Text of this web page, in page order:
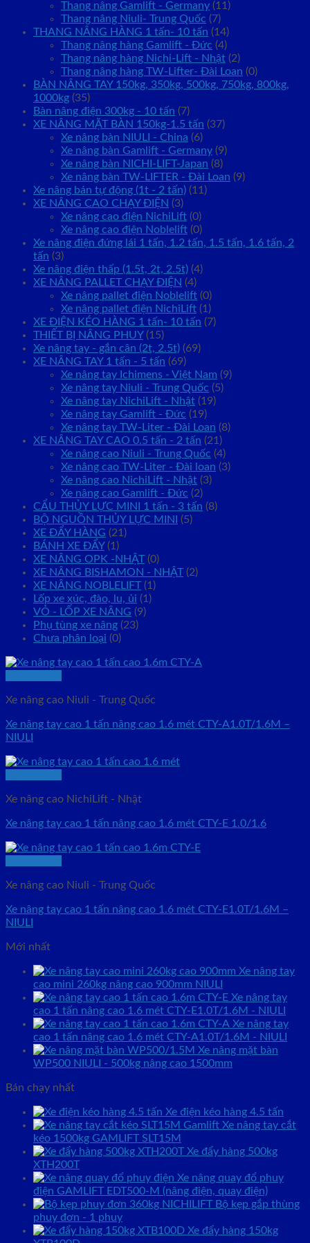
Thang nâng Gamlift - Germany (11)
Thang nâng Niuli- Trung Quốc (7)
THANG NÂNG HÀNG 1 tấn- 10 tấn (14)
Thang nâng hàng Gamlift - Đức (4)
Thang nâng hàng Nichi-Lift - Nhật (2)
Thang nâng hàng TW-Lifter- Đài Loan (0)
BÀN NÂNG TAY 150kg, 350kg, 500kg, 750kg, 800kg,
1000kg (35)
Bàn nâng điện 300kg - 10 tấn (7)
XE NÂNG MẶT BÀN 150kg-1.5 tấn (37)
Xe nâng bàn NIULI - China (6)
Xe nâng bàn Gamlift - Germany (9)
Xe nâng bàn NICHI-LIFT-Japan (8)
Xe nâng bàn TW-LIFTER - Đài Loan (9)
Xe nâng bán tự động (1t - 2 tấn) (11)
XE NÂNG CAO CHẠY ĐIỆN (3)
Xe nâng cao điện NichiLift (0)
Xe nâng cao điện Noblelift (0)
Xe nâng điện đứng lái 1 tấn, 1.2 tấn, 1.5 tấn, 1.6 tấn, 2
tấn (3)
Xe nâng điện thấp (1.5t, 2t, 2.5t) (4)
XE NÂNG PALLET CHẠY ĐIỆN (4)
Xe nâng pallet điện Noblelift (0)
Xe nâng pallet điện NichiLift (1)
XE ĐIỆN KÉO HÀNG 1 tấn- 10 tấn (7)
THIẾT BỊ NÂNG PHUY (15)
Xe nâng tay - gắn cân (2t, 2.5t) (69)
XE NÂNG TAY 1 tấn - 5 tấn (69)
Xe nâng tay Ichimens - Việt Nam (9)
Xe nâng tay Niuli - Trung Quốc (5)
Xe nâng tay NichiLift - Nhật (19)
Xe nâng tay Gamlift - Đức (19)
Xe nâng tay TW-Liter - Đài Loan (8)
XE NÂNG TAY CAO 0.5 tấn - 2 tấn (21)
Xe nâng cao Niuli - Trung Quốc (4)
Xe nâng cao TW-Liter - Đài loan (3)
Xe nâng cao NichiLift - Nhật (3)
Xe nâng cao Gamlift - Đức (2)
CẨU THỦY LỰC MINI 1 tấn - 3 tấn (8)
BỘ NGUỒN THỦY LỰC MINI
(5)
XE ĐẨY HÀNG (21)
BÁNH XE ĐẨY (1)
XE NÂNG OPK -NHẬT (0)
XE NÂNG BISHAMON - NHẬT (2)
XE NÂNG NOBLELIFT (1)
Lốp xe xúc, đào, lu, ủi (1)
VỎ - LỐP XE NÂNG (9)
Phụ tùng xe nâng (23)
Chưa phân loại (0)
Xe nâng cao Niuli - Trung Quốc
Xe nâng tay cao 1 tấn nâng cao 1.6 mét CTY-A1.0T/1.6M –
NIULI
Xe nâng cao NichiLift - Nhật
Xe nâng tay cao 1 tấn nâng cao 1.6 mét CTY-E 1.0/1.6
Xe nâng cao Niuli - Trung Quốc
Xe nâng tay cao 1 tấn nâng cao 1.6 mét CTY-E1.0T/1.6M –
NIULI
Mới nhất
Xe nâng tay
cao mini 260kg nâng cao 900mm NIULI
Xe nâng tay
cao 1 tấn nâng cao 1.6 mét CTY-E1.0T/1.6M - NIULI
Xe nâng tay
cao 1 tấn nâng cao 1.6 mét CTY-A1.0T/1.6M - NIULI
Xe nâng mặt bàn
WP500 NIULI - 500kg nâng cao 1500mm
Bán chạy nhất
Xe điện kéo hàng 4.5 tấn
Xe nâng tay cắt
kéo 1500kg GAMLIFT SLT15M
Xe đẩy hàng 500kg
XTH200T
Xe nâng quay đổ phuy
điện GAMLIFT EDT500-M (nâng điện, quay điện)
Bộ kẹp gắp thùng
phuy đơn - 1 phuy
Xe đẩy hàng 150kg